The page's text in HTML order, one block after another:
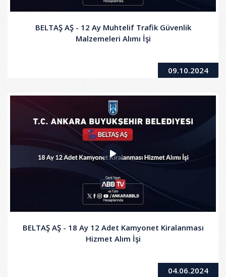
BELTAŞ AŞ - 12 Ay Muhtelif Trafik Güvenlik
Malzemeleri Alımı İşi
09.10.2024
BELTAŞ AŞ - 18 Ay 12 Adet Kamyonet Kiralanması
Hizmet Alım İşi
04.06.2024